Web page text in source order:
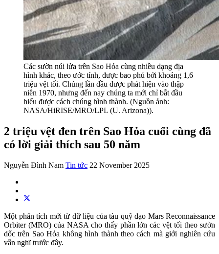
Các sườn núi lửa trên Sao Hỏa cùng nhiều dạng địa
hình khác, theo ước tính, được bao phủ bởi khoảng 1,6
triệu vệt tối. Chúng lần đầu được phát hiện vào thập
niên 1970, nhưng đến nay chúng ta mới chỉ bắt đầu
hiểu được cách chúng hình thành. (Nguồn ảnh:
NASA/HiRISE/MRO/LPL (U. Arizona)).
2 triệu vệt đen trên Sao Hỏa cuối cùng đã
có lời giải thích sau 50 năm
Nguyễn Đình Nam Tin tức 22 November 2025
Một phân tích mới từ dữ liệu của tàu quỹ đạo Mars Reconnaissance
Orbiter (MRO) của NASA cho thấy phần lớn các vệt tối theo sườn
dốc trên Sao Hỏa không hình thành theo cách mà giới nghiên cứu
vẫn nghĩ trước đây.